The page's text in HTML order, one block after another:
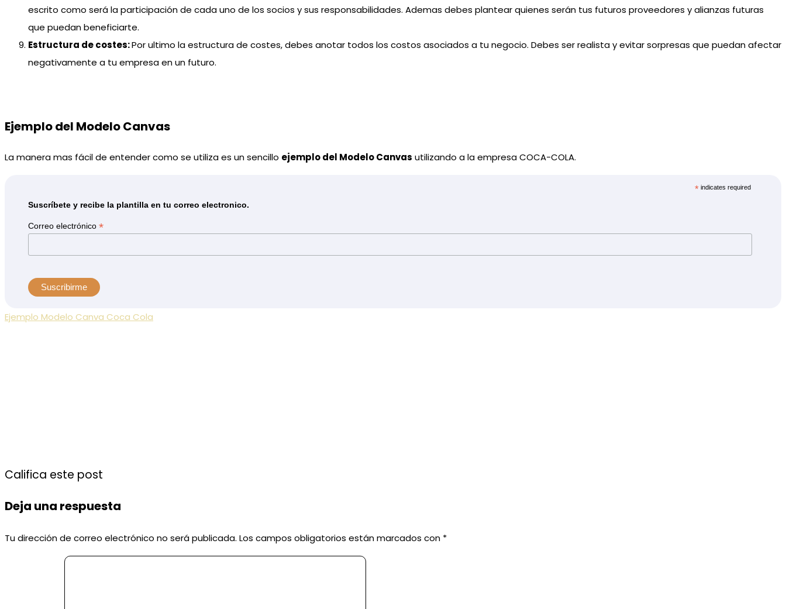
escrito como será la participación de cada uno de los socios y sus responsabilidades. Ademas debes plantear quienes serán tus futuros proveedores y alianzas futuras
que puedan beneficiarte.
Estructura de costes:Por ultimo la estructura de costes, debes anotar todos los costos asociados a tu negocio. Debes ser realista y evitar sorpresas que puedan afectar
negativamente a tu empresa en un futuro.
Ejemplo del Modelo Canvas
La manera mas fácil de entender como se utiliza es un sencillo ejemplo del Modelo Canvas utilizando a la empresa COCA-COLA.
* indicates required
Suscríbete y recibe la plantilla en tu correo electronico.
Correo electrónico *
Ejemplo Modelo Canva Coca Cola
Califica este post
Deja una respuesta
Tu dirección de correo electrónico no será publicada. Los campos obligatorios están marcados con *